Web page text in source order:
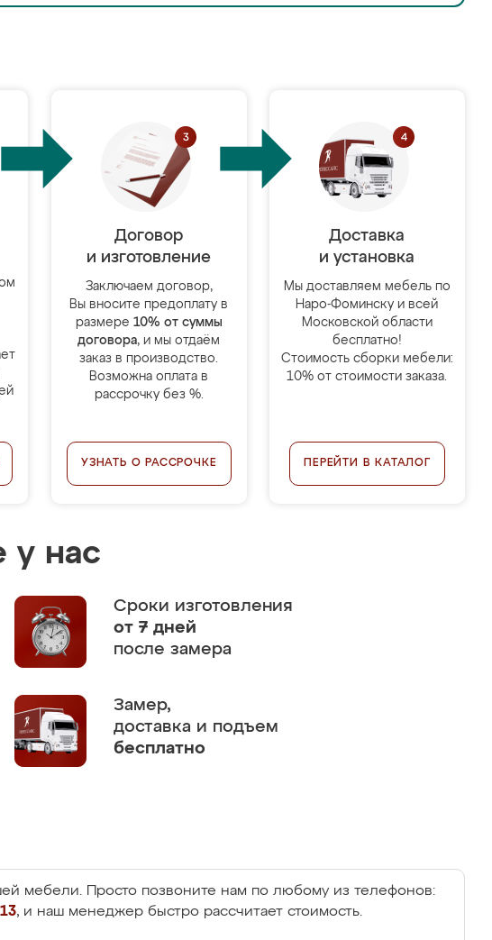
Договор
и изготовление
Заключаем договор,
Вы вносите предоплату в
размере 10% от суммы
договора, и мы отдаём
заказ в производство.
Возможна оплата в
рассрочку без %.
УЗНАТЬ О РАССРОЧКЕ
Доставка
и установка
Мы доставляем мебель по
Наро-Фоминску и всей
Московской области
бесплатно!
Стоимость сборки мебели:
10% от стоимости заказа.
ПЕРЕЙТИ В КАТАЛОГ
у нас
Сроки изготовления
от 7 дней
после замера
Замер,
доставка и подъем
бесплатно
мебели. Просто позвоните нам по любому из телефонов:
, и наш менеджер быстро рассчитает стоимость.